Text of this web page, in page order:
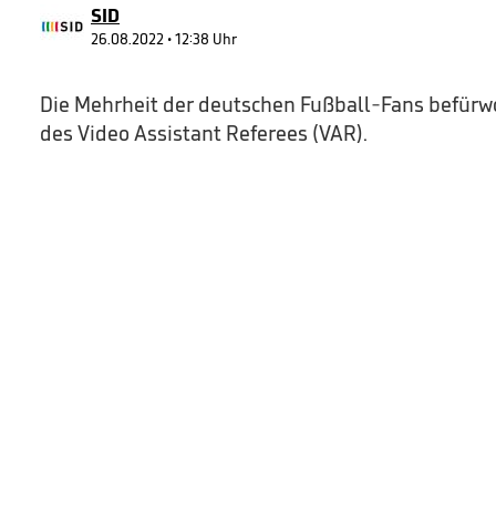
SID
26.08.2022 • 12:38 Uhr
Die Mehrheit der deutschen Fußball-Fans
des Video Assistant Referees (VAR).